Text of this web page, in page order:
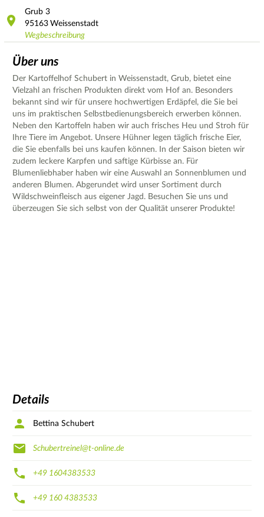
Grub 3
95163 Weissenstadt
Wegbeschreibung
Über uns
Der Kartoffelhof Schubert in Weissenstadt, Grub, bietet eine
Vielzahl an frischen Produkten direkt vom Hof an. Besonders
bekannt sind wir für unsere hochwertigen Erdäpfel, die Sie bei
uns im praktischen Selbstbedienungsbereich erwerben können.
Neben den Kartoffeln haben wir auch frisches Heu und Stroh für
Ihre Tiere im Angebot. Unsere Hühner legen täglich frische Eier,
die Sie ebenfalls bei uns kaufen können. In der Saison bieten wir
zudem leckere Karpfen und saftige Kürbisse an. Für
Blumenliebhaber haben wir eine Auswahl an Sonnenblumen und
anderen Blumen. Abgerundet wird unser Sortiment durch
Wildschweinfleisch aus eigener Jagd. Besuchen Sie uns und
überzeugen Sie sich selbst von der Qualität unserer Produkte!
Details
Bettina Schubert
Schubertreinel@t-online.de
+49 1604383533
+49 160 4383533